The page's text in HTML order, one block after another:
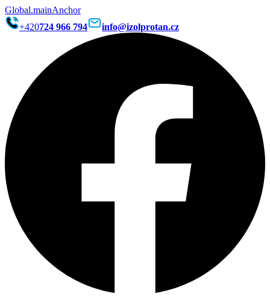
Global.mainAnchor
+420724 966 794 info@izolprotan.cz